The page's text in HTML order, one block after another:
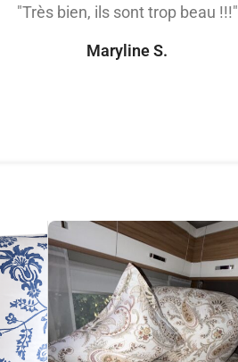
"Très bien, ils sont trop beau !!!"
Maryline S.